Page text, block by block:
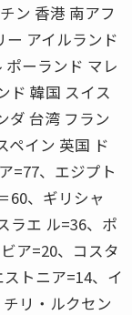
ン 香港 南アフ
ー アイルランド
ーランド マレ
ド 韓国 スイス
ダ 台湾 フラン
ペイン 英国 ド
=77、エジプト
60、ギリシャ
ラエ ル=36、ポ
ア=20、コスタ
トニア=14、イ
リ・ルクセン